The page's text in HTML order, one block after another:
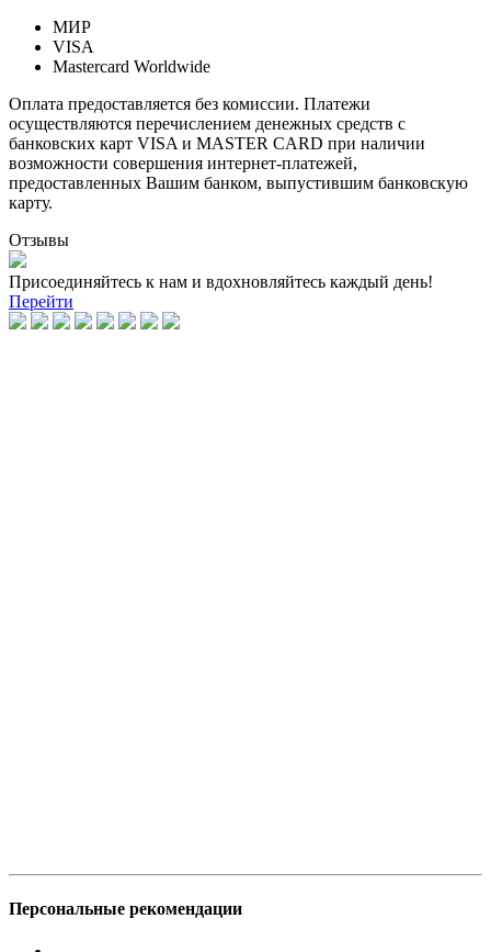
МИР
VISA
Mastercard Worldwide
Оплата предоставляется без комиссии. Платежи
осуществляются перечислением денежных средств с
банковских карт VISA и MASTER CARD при наличии
возможности совершения интернет-платежей,
предоставленных Вашим банком, выпустившим банковскую
карту.
Отзывы
Присоединяйтесь к нам и вдохновляйтесь каждый день!
Перейти
Персональные рекомендации